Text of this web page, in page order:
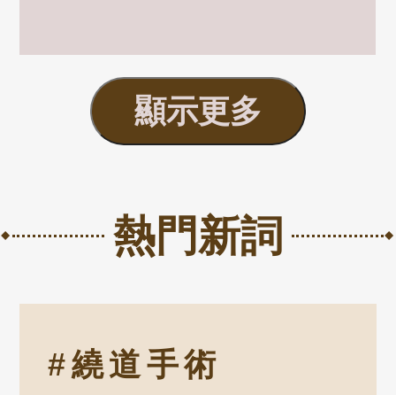
顯示更多
熱門新詞
#繞道手術